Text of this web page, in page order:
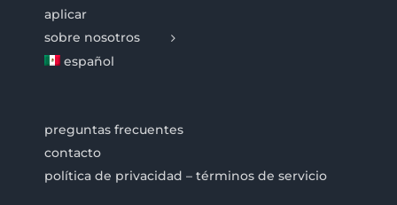
aplicar
sobre nosotros
español
preguntas frecuentes
contacto
política de privacidad – términos de servicio